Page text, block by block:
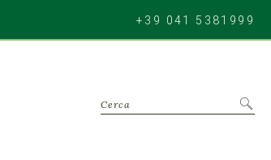
+39 041 5381999
Cerca